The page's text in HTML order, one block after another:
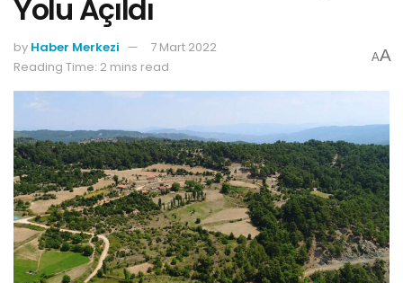
Yolu Açıldı
by Haber Merkezi
7 Mart 2022
Reading Time: 2 mins read
AA